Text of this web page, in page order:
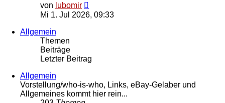
von lubomir
Beitrag
Mi 1. Jul 2026, 09:33
Allgemein
Themen
Beiträge
Letzter Beitrag
Allgemein
Vorstellung/who-is-who, Links, eBay-Gelaber und
Allgemeines kommt hier rein...